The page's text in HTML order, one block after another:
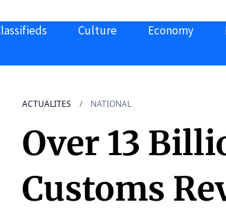
Culture Economy
ACTUALITES NATIONAL
Over 13
Customs